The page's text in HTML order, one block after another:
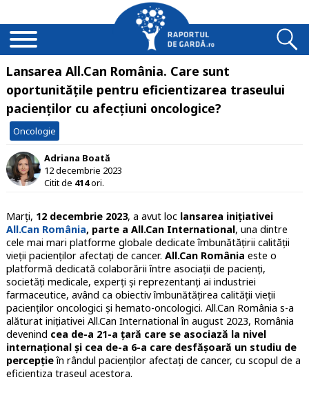
Lansarea All.Can România. Care sunt
oportunitățile pentru eficientizarea traseului
pacienților cu afecțiuni oncologice?
Oncologie
Adriana Boată
12 decembrie 2023
Citit de 414ori.
Marți, 12 decembrie 2023, a avut loclansarea inițiativei
All.Can România, parte a All.Can International, una dintre
cele mai mari platforme globale dedicate îmbunătățirii calității
vieții pacienților afectați de cancer. All.Can România este o
platformă dedicată colaborării între asociații de pacienți,
societăți medicale, experți și reprezentanți ai industriei
farmaceutice, având ca obiectiv îmbunătățirea calității vieții
pacienților oncologici și hemato-oncologici. All.Can România s-a
alăturat inițiativei All.Can International în august 2023, România
devenind cea de-a 21-a țară care se asociază la nivel
internațional și cea de-a 6-a care desfășoară un studiu de
percepțieîn rândul pacienților afectați de cancer, cu scopul de a
eficientiza traseul acestora.